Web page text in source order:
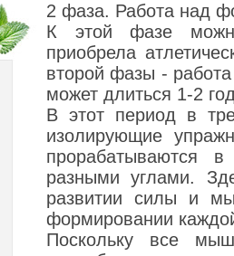
2 фаза. Работа над
К этой фазе
приобрела
второй фазы -
может длиться 1-2
В этот период в
изолирующие
прорабатываются
разными углами.
развитии силы и
формировании
Поскольку все